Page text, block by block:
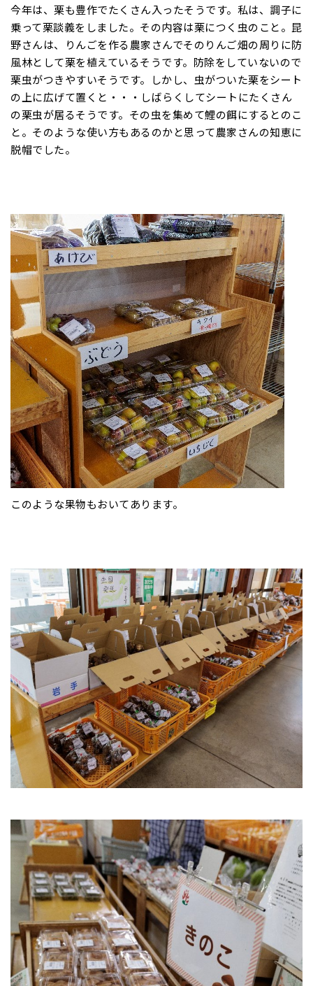
今年は、栗も豊作でたくさん入ったそうです。私は、調子に
乗って栗談義をしました。その内容は栗につく虫のこと。昆
野さんは、りんごを作る農家さんでそのりんご畑の周りに防
風林として栗を植えているそうです。防除をしていないので
栗虫がつきやすいそうです。しかし、虫がついた栗をシート
の上に広げて置くと・・・しばらくしてシートにたくさん
の栗虫が居るそうです。その虫を集めて鯉の餌にするとのこ
と。そのような使い方もあるのかと思って農家さんの知恵に
脱帽でした。
このような果物もおいてあります。